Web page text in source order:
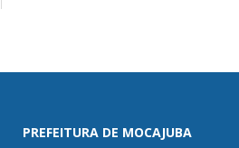
PREFEITURA DE MOCAJUBA